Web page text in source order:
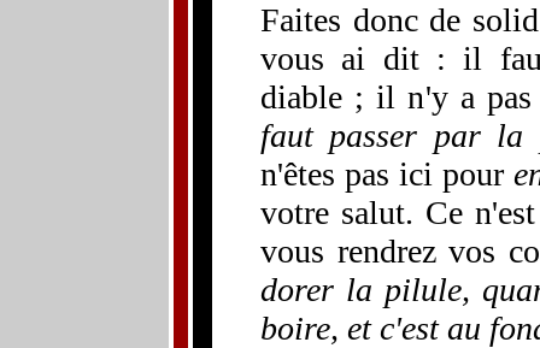
Faites donc de
vous ai dit : il
diable ; il n'y a
faut passer par la
n'êtes pas ici pour
votre salut. Ce
vous rendrez vos
dorer la pilule,
boire, et c'est au